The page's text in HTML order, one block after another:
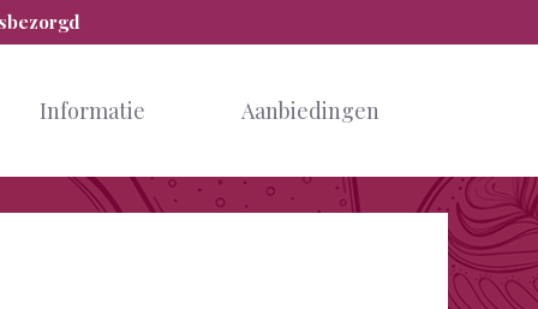
Informatie Aanbiedingen